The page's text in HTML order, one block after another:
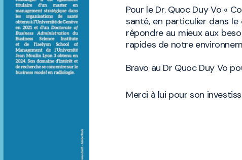
Pour le Dr. Quoc Duy Vo «
santé, en particulier dans
répondre au mieux aux
rapides de notre
Bravo au Dr Quoc Duy Vo
Merci à lui pour son